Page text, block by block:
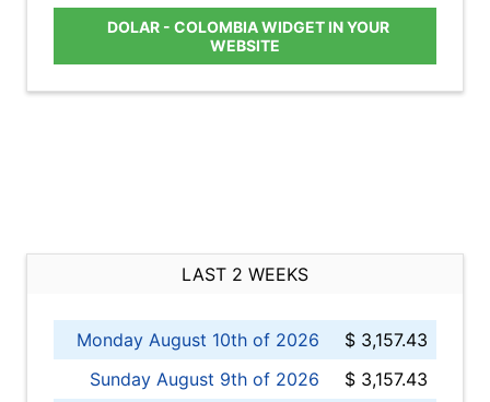
DOLAR - COLOMBIA WIDGET IN YOUR
WEBSITE
LAST 2 WEEKS
Monday August 10th of 2026
$ 3,157.43
Sunday August 9th of 2026
$ 3,157.43